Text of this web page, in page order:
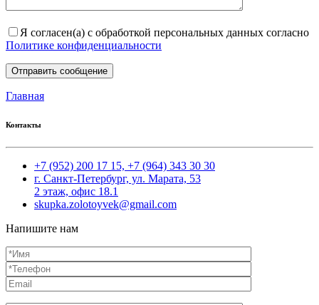
Я согласен(а) с обработкой персональных данных согласно
Политике конфиденциальности
Главная
Контакты
+7 (952) 200 17 15, +7 (964) 343 30 30
г. Санкт-Петербург, ул. Марата, 53
2 этаж, офис 18.1
skupka.zolotoyvek@gmail.com
Напишите нам